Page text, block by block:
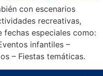
con escenarios
recreativas,
especiales como:
infantiles –
– Fiestas temáticas.